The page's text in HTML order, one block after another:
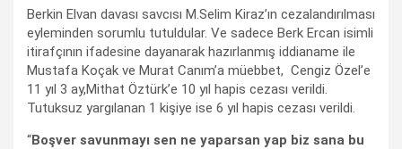
Berkin Elvan davası savcısı M.Selim Kiraz’ın cezalandırılması
eyleminden sorumlu tutuldular. Ve sadece Berk Ercan isimli
itirafçının ifadesine dayanarak hazırlanmış iddianame ile
Mustafa Koçak ve Murat Canım’a müebbet, Cengiz Özel’e
11 yıl 3 ay,Mithat Öztürk’e 10 yıl hapis cezası verildi.
Tutuksuz yargılanan 1 kişiye ise 6 yıl hapis cezası verildi.
“Boşver savunmayı sen ne yaparsan yap biz sana bu